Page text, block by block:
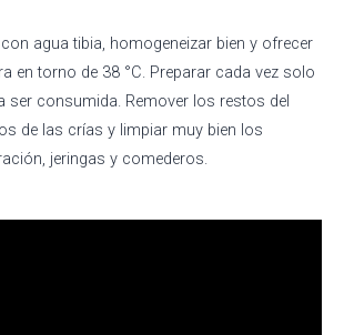
agua tibia, homogeneizar bien y ofrecer
en torno de 38 °C. Preparar cada vez solo
ser consumida. Remover los restos del
de las crías y limpiar muy bien los
jeringas y comederos.